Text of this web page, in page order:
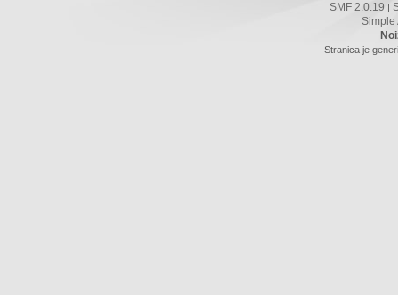
SMF 2.0.19
Simple
Stranica je